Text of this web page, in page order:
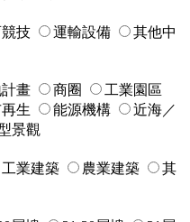
技 運輸設備
其他中
畫 商圈
工業園區
生 能源機構
近海／
景觀
工業建築 農業建築
其